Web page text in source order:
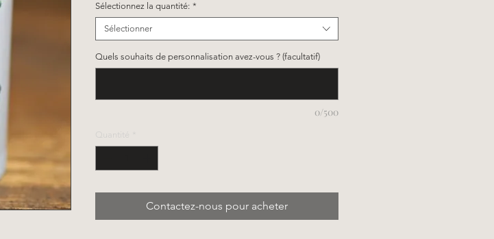
Sélectionnez la quantité: *
Sélectionner
Quels souhaits de personnalisation avez-vous ? (facultatif)
0/500
Quantité
Contactez-nous pour acheter